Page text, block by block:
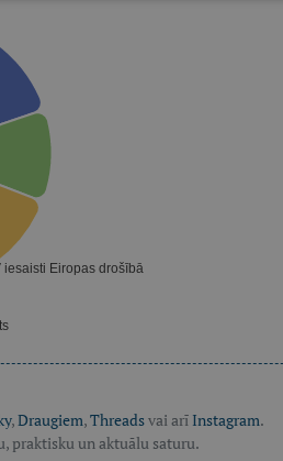
,Draugiem,Threadsvai arī Instagram.
praktisku un aktuālu saturu.